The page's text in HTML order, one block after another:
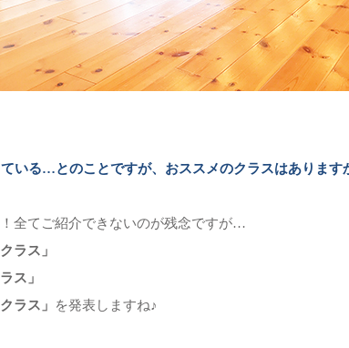
いる…とのことですが、おススメのクラスはあります
全てご紹介できないのが残念ですが…
ラス」
ス」
ラス」
を発表しますね♪